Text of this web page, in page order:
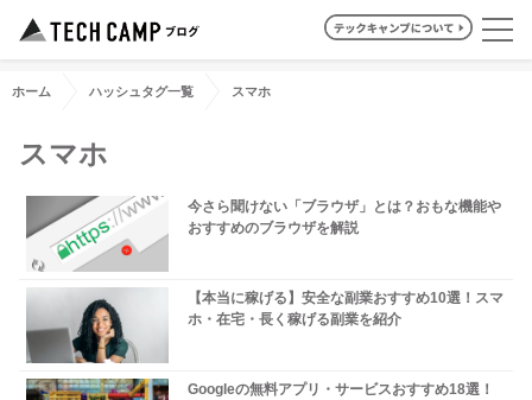
ホーム ハッシュタグ一覧 スマホ
スマホ
今さら聞けない「ブラウザ」とは？おもな機能や
おすすめのブラウザを解説
【本当に稼げる】安全な副業おすすめ10選！スマ
ホ・在宅・長く稼げる副業を紹介
Googleの無料アプリ・サービスおすすめ18選！